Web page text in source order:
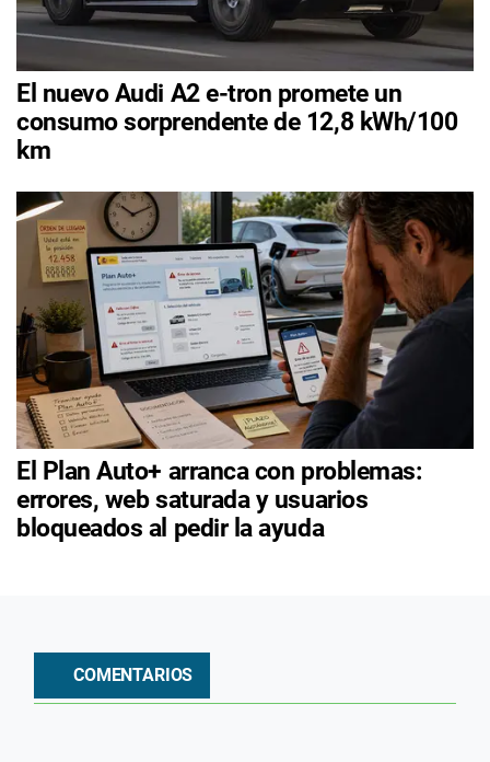
El nuevo Audi A2 e-tron promete un
consumo sorprendente de 12,8 kWh/100
km
El Plan Auto+ arranca con problemas:
errores, web saturada y usuarios
bloqueados al pedir la ayuda
COMENTARIOS